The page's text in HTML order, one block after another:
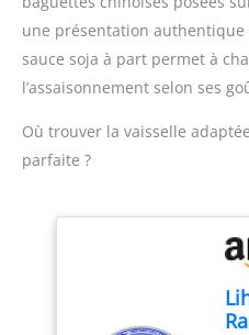
cru
:
une présentation
sauce soja à part permet à
l’assaisonnement selon ses
Où trouver la vaisselle
parfaite ?